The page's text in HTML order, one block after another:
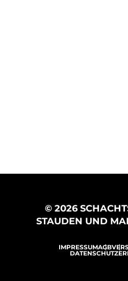
© 2026
STAUDEN UND
IMPRESSUMAGB